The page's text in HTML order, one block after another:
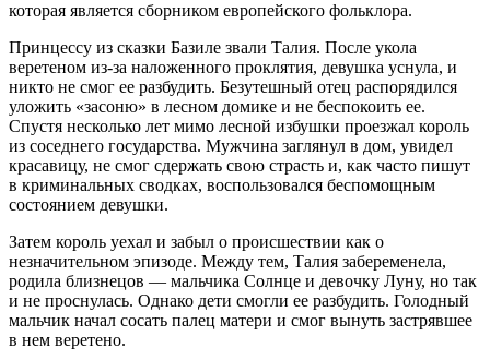
которая является сборником европейского фольклора.
Принцессу из сказки Базиле звали Талия. После укола
веретеном из-за наложенного проклятия, девушка уснула, и
никто не смог ее разбудить. Безутешный отец распорядился
уложить «засоню» в лесном домике и не беспокоить ее.
Спустя несколько лет мимо лесной избушки проезжал король
из соседнего государства. Мужчина заглянул в дом, увидел
красавицу, не смог сдержать свою страсть и, как часто пишут
в криминальных сводках, воспользовался беспомощным
состоянием девушки.
Затем король уехал и забыл о происшествии как о
незначительном эпизоде. Между тем, Талия забеременела,
родила близнецов — мальчика Солнце и девочку Луну, но так
и не проснулась. Однако дети смогли ее разбудить. Голодный
мальчик начал сосать палец матери и смог вынуть застрявшее
в нем веретено.